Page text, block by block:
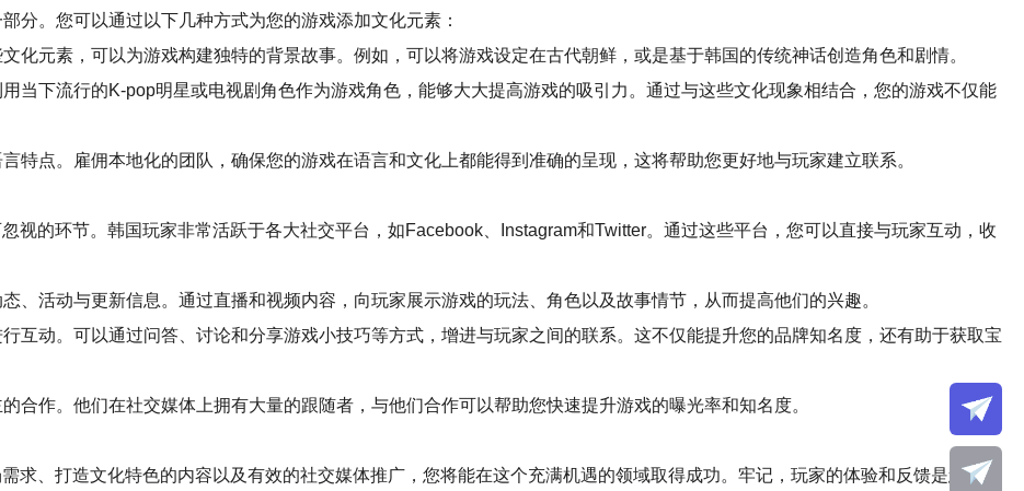
分。您可以通过以下几种方式为您的游戏添加文化元素：
化元素，可以为游戏构建独特的背景故事。例如，可以将游戏设定在古代朝鲜，或是基于韩国的传统神话创造角色和剧情。
当下流行的K-pop明星或电视剧角色作为游戏角色，能够大大提高游戏的吸引力。通过与这些文化现象相结合，您的游戏不仅能
特点。雇佣本地化的团队，确保您的游戏在语言和文化上都能得到准确的呈现，这将帮助您更好地与玩家建立联系。
视的环节。韩国玩家非常活跃于各大社交平台，如Facebook、Instagram和Twitter。通过这些平台，您可以直接与玩家互动，收
、活动与更新信息。通过直播和视频内容，向玩家展示游戏的玩法、角色以及故事情节，从而提高他们的兴趣。
互动。可以通过问答、讨论和分享游戏小技巧等方式，增进与玩家之间的联系。这不仅能提升您的品牌知名度，还有助于获取宝
合作。他们在社交媒体上拥有大量的跟随者，与他们合作可以帮助您快速提升游戏的曝光率和知名度。
求、打造文化特色的内容以及有效的社交媒体推广，您将能在这个充满机遇的领域取得成功。牢记，玩家的体验和反馈是您不断